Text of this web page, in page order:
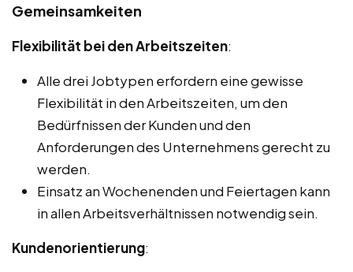
Gemeinsamkeiten
Flexibilität bei den Arbeitszeiten:
Alle drei Jobtypen erfordern eine gewisse
Flexibilität in den Arbeitszeiten, um den
Bedürfnissen der Kunden und den
Anforderungen des Unternehmens gerecht zu
werden.
Einsatz an Wochenenden und Feiertagen kann
in allen Arbeitsverhältnissen notwendig sein.
Kundenorientierung: